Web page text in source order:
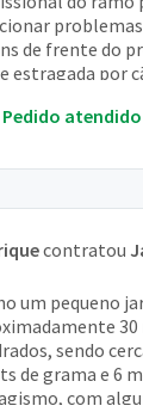
de frente do
estragada por
o
Pedido atendido
contratou
um pequeno
sendo
de grama e 6
com